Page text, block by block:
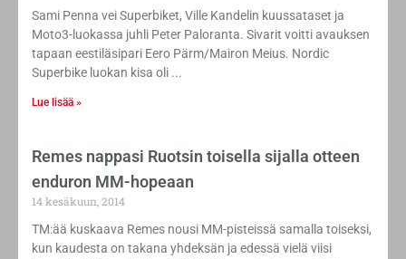
Sami Penna vei Superbiket, Ville Kandelin kuussataset ja
Moto3-luokassa juhli Peter Paloranta. Sivarit voitti avauksen
tapaan eestiläsipari Eero Pärm/Mairon Meius. Nordic
Superbike luokan kisa oli
Lue lisää »
Remes nappasi Ruotsin toisella sijalla otteen
enduron MM-hopeaan
14 kesäkuun, 2014
TM:ää kuskaava Remes nousi MM-pisteissä samalla toiseksi,
kun kaudesta on takana yhdeksän ja edessä vielä viisi